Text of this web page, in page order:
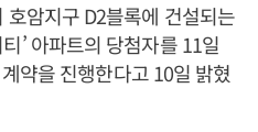
암지구 D2블록에 건설되는
’ 아파트의 당첨자를 11일
약을 진행한다고 10일 밝혔